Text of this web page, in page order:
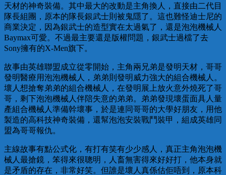
天材的神奇裝備。其中最大的改動是主角換人，直接由二代目
隊長組團，原本的隊長銀武士則被鬼隱了。這也難怪迪士尼的
商業決定，因為銀武士的造型實在太過氣了，還是泡泡機械人
Baymax可愛。不過最主要還是版權問題，銀武士過檔了去
Sony擁有的X-Men旗下。
故事由英雄聯盟成立從零開始，主角兩兄弟是發明天材，哥哥
發明醫療用泡泡機械人，弟弟則發明威力強大的組合機械人。
壞人想搶奪弟弟的組合機械人，在發明展上放火意外燒死了哥
哥，剩下泡泡機械人伴陪失意的弟弟。弟弟發現壞蛋面具人量
產組合機械人準備幹壞事，於是連同哥哥的大學好朋友，用他
製造的高科技神奇裝備，還幫泡泡安裝戰鬥裝甲，組成英雄同
盟為哥哥報仇。
主線故事有點公式化，有打有笑有少少感人，真正主角泡泡機
械人最搶鏡，笨得來很聰明，人畜無害得來好好打，他本身就
是矛盾的存在，非常好笑。但誰是壞人真係估佢唔到，原本科